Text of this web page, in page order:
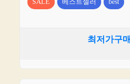
SALE 베스트셀러 best
최저가구매